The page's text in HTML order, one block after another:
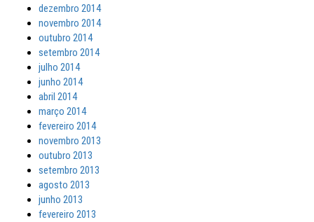
dezembro 2014
novembro 2014
outubro 2014
setembro 2014
julho 2014
junho 2014
abril 2014
março 2014
fevereiro 2014
novembro 2013
outubro 2013
setembro 2013
agosto 2013
junho 2013
fevereiro 2013